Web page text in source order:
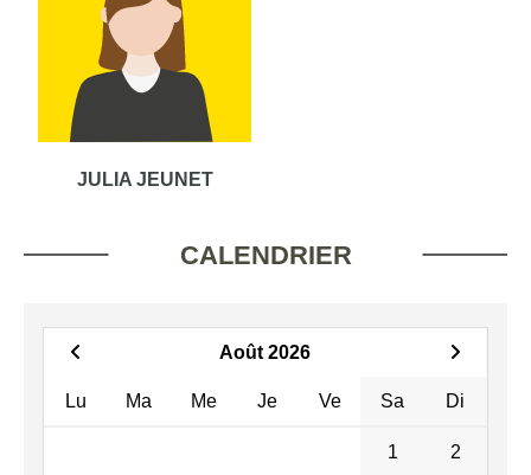
JULIA JEUNET
CALENDRIER
Août 2026
Lu Ma Me Je Ve Sa Di
1 2